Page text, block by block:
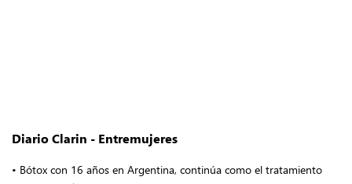
Diario Clarin - Entremujeres
• Bótox con 16 años en Argentina, continúa como el tratamiento